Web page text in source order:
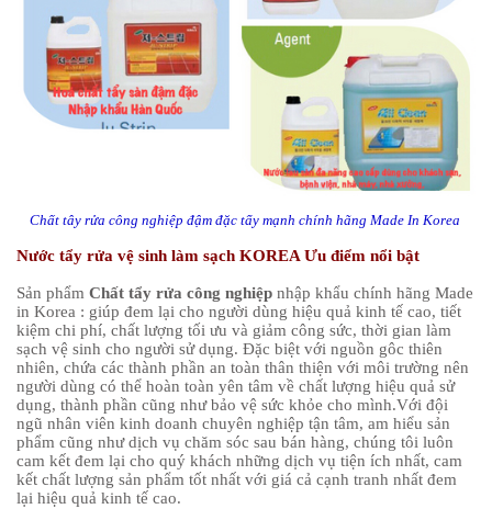
Chất tây rửa công nghiệp đậm đặc tẩy mạnh chính hãng Made In Korea
Nước tẩy rửa vệ sinh làm sạch KOREA Ưu điểm nổi bật
Sản phẩm Chất tẩy rửa công nghiệp nhập khẩu chính hãng Made
in Korea : giúp đem lại cho người dùng hiệu quả kinh tế cao, tiết
kiệm chi phí, chất lượng tối ưu và giảm công sức, thời gian làm
sạch vệ sinh cho người sử dụng. Đặc biệt với nguồn gôc thiên
nhiên, chứa các thành phần an toàn thân thiện với môi trường nên
người dùng có thể hoàn toàn yên tâm về chất lượng hiệu quả sử
dụng, thành phần cũng như bảo vệ sức khỏe cho mình.Với đội
ngũ nhân viên kinh doanh chuyên nghiệp tận tâm, am hiểu sản
phẩm cũng như dịch vụ chăm sóc sau bán hàng, chúng tôi luôn
cam kết đem lại cho quý khách những dịch vụ tiện ích nhất, cam
kết chất lượng sản phẩm tốt nhất với giá cả cạnh tranh nhất đem
lại hiệu quả kinh tế cao.